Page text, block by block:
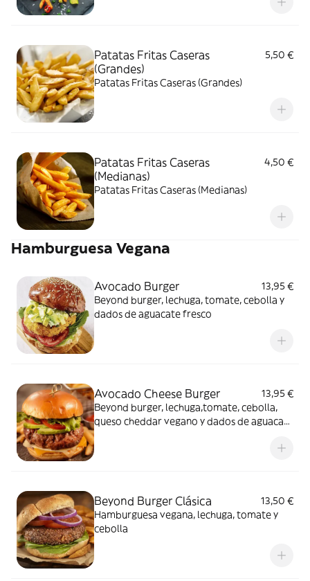
Patatas Fritas Caseras
(Grandes)
5,50 €
Patatas Fritas Caseras (Grandes)
Patatas Fritas Caseras
(Medianas)
4,50 €
Patatas Fritas Caseras (Medianas)
Hamburguesa Vegana
Avocado Burger
13,95 €
Beyond burger, lechuga, tomate, cebolla y
dados de aguacate fresco
Avocado Cheese Burger
13,95 €
Beyond burger, lechuga,tomate, cebolla,
queso cheddar vegano y dados de aguacate
Beyond Burger Clásica
13,50 €
Hamburguesa vegana, lechuga, tomate y
cebolla